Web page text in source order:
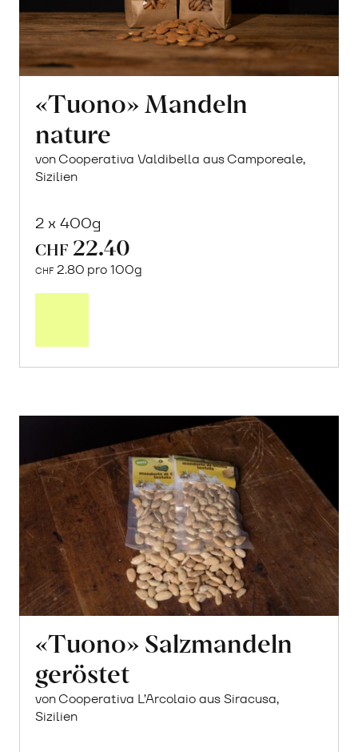
«Tuono» Mandeln
nature
von Cooperativa Valdibella aus Camporeale,
Sizilien
2 x 400g
CHF 22.40
CHF 2.80 pro 100g
«Tuono» Salzmandeln
geröstet
von Cooperativa L’Arcolaio aus Siracusa,
Sizilien